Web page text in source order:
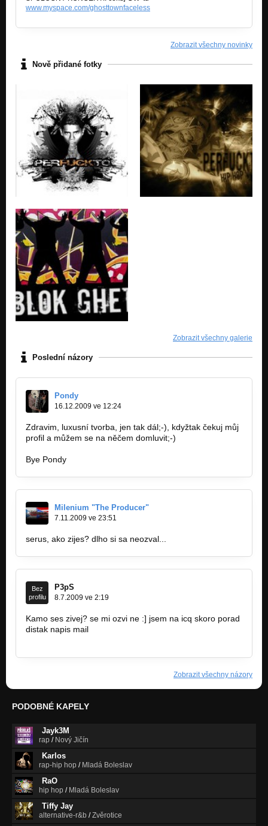
www.myspace.com/ghosttownfaceless
Zobrazit všechny novinky
Nově přidané fotky
Zobrazit všechny galerie
Poslední názory
Pondy
16.12.2009 ve 12:24
Zdravim, luxusní tvorba, jen tak dál;-), kdyžtak čekuj můj
profil a můžem se na něčem domluvit;-)
Bye Pondy
Milenium "The Producer"
7.11.2009 ve 23:51
serus, ako zijes? dlho si sa neozval...
Bez
profilu
P3pS
8.7.2009 ve 2:19
Kamo ses zivej? se mi ozvi ne :] jsem na icq skoro porad
distak napis mail
Zobrazit všechny názory
PODOBNÉ KAPELY
Jayk3M
rap / Nový Jičín
Karlos
rap-hip hop / Mladá Boleslav
RaO
hip hop / Mladá Boleslav
Tiffy Jay
alternative-r&b /Zvěrotice